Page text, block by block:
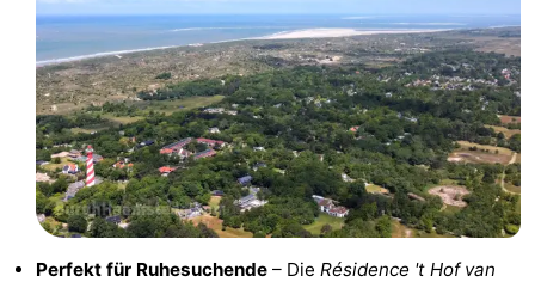
Rundfahrten
Spielplätze
Indoor-
Spielplätze
Bowling
Perfekt für Ruhesuchende – Die Résidence 't Hof van